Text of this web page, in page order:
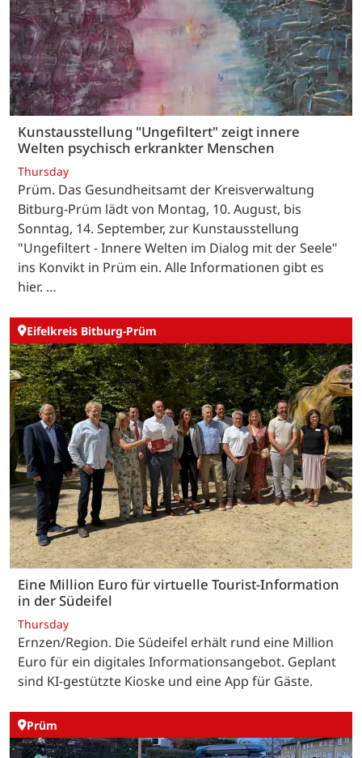
Kunstausstellung "Ungefiltert" zeigt innere
Welten psychisch erkrankter Menschen
Thursday
Prüm. Das Gesundheitsamt der Kreisverwaltung
Bitburg-Prüm lädt von Montag, 10. August, bis
Sonntag, 14. September, zur Kunstausstellung
"Ungefiltert - Innere Welten im Dialog mit der Seele"
ins Konvikt in Prüm ein. Alle Informationen gibt es
hier. …
Eifelkreis Bitburg-Prüm
Eine Million Euro für virtuelle Tourist-Information
in der Südeifel
Thursday
Ernzen/Region. Die Südeifel erhält rund eine Million
Euro für ein digitales Informationsangebot. Geplant
sind KI-gestützte Kioske und eine App für Gäste.
Prüm